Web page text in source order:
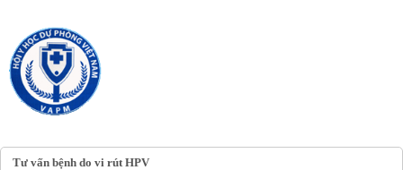
Tư vấn bệnh do vi rút HPV